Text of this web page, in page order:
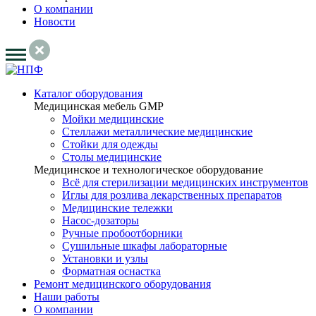
О компании
Новости
Каталог оборудования
Медицинская мебель GMP
Мойки медицинские
Стеллажи металлические медицинские
Стойки для одежды
Столы медицинские
Медицинское и технологическое оборудование
Всё для стерилизации медицинских инструментов
Иглы для розлива лекарственных препаратов
Медицинские тележки
Насос-дозаторы
Ручные пробоотборники
Сушильные шкафы лабораторные
Установки и узлы
Форматная оснастка
Ремонт медицинского оборудования
Наши работы
О компании